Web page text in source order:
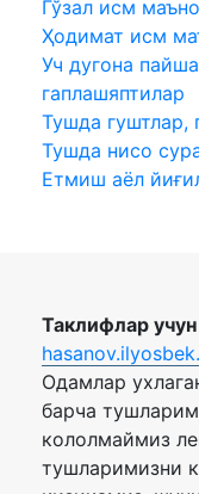
Гўзал исм
Ҳодимат исм
Уч дугона
гаплашяптилар
Тушда гуштлар,
Тушда нисо
Етмиш аёл
Таклифлар
Одамлар
барча
кололмаймиз
тушларимизни